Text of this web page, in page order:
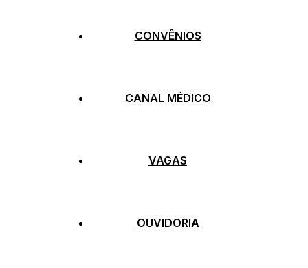
CONVÊNIOS
CANAL MÉDICO
VAGAS
OUVIDORIA